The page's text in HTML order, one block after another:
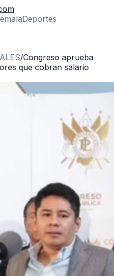
Deportes
/Congreso aprueba
que cobran salario